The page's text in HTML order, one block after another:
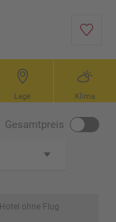
Lage Klima
Gesamtpreis
Hotel ohne Flug